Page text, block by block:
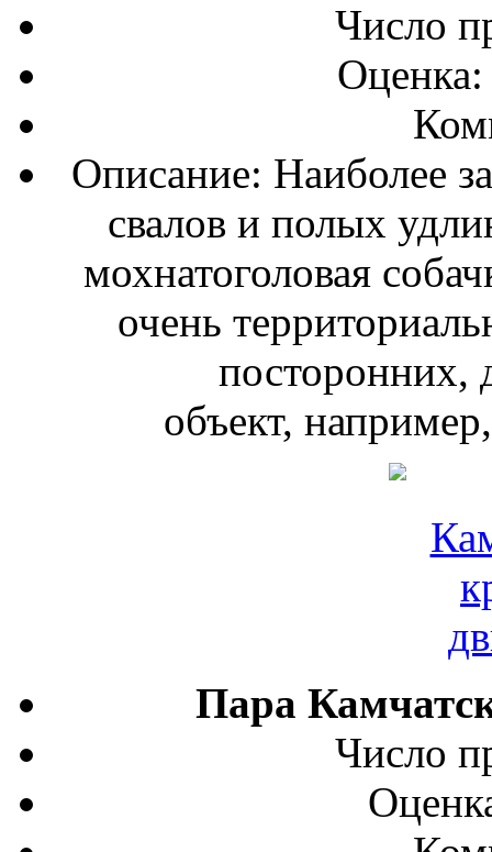
Число
Описание: Наиболее
свалов и полых
мохнатоголовая
очень
посторонних,
объект,
Пара
Число